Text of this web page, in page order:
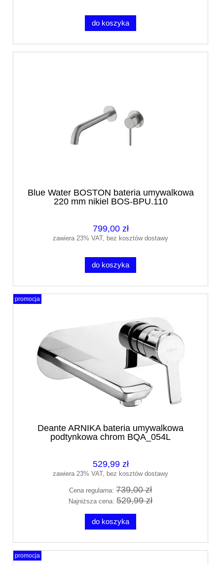
do koszyka
Blue Water BOSTON bateria umywalkowa
220 mm nikiel BOS-BPU.110
799,00 zł
zawiera 23% VAT, bez kosztów dostawy
do koszyka
Deante ARNIKA bateria umywalkowa
podtynkowa chrom BQA_054L
529,99 zł
zawiera 23% VAT, bez kosztów dostawy
Cena regularna: 739,00 zł
Najniższa cena: 529,99 zł
do koszyka
promocja
promocja